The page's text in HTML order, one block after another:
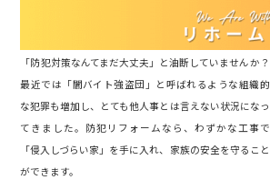
「防犯対策なんてまだ大丈夫」と油断していませんか？
最近では「闇バイト強盗団」と呼ばれるような組織的
な犯罪も増加し、とても他人事とは言えない状況になっ
てきました。防犯リフォームなら、わずかな工事で
「侵入しづらい家」を手に入れ、家族の安全を守ること
ができます。